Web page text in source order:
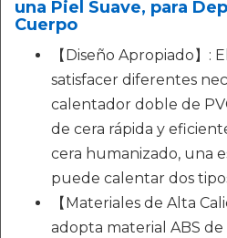
una Piel Suave, para
Cuerpo
【Diseño Apropiado】:
satisfacer diferentes
calentador doble de
de cera rápida y
cera humanizado, una
puede calentar dos
【Materiales de Alta
adopta material ABS